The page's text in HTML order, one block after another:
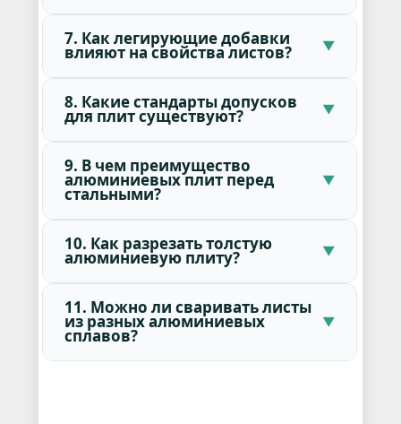
7. Как легирующие добавки
влияют на свойства листов?
8. Какие стандарты допусков
для плит существуют?
9. В чем преимущество
алюминиевых плит перед
стальными?
10. Как разрезать толстую
алюминиевую плиту?
11. Можно ли сваривать листы
из разных алюминиевых
сплавов?